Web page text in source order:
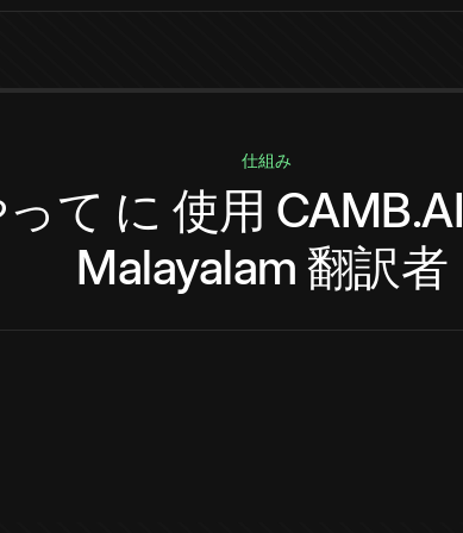
仕組み
て に 使用 CAMB.AI
Malayalam 翻訳者